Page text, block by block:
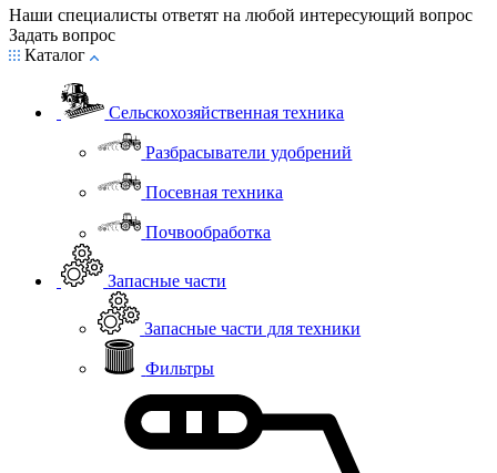
Наши специалисты ответят на любой интересующий вопрос
Задать вопрос
Каталог
Сельскохозяйственная техника
Разбрасыватели удобрений
Посевная техника
Почвообработка
Запасные части
Запасные части для техники
Фильтры